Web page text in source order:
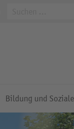
Bildung und